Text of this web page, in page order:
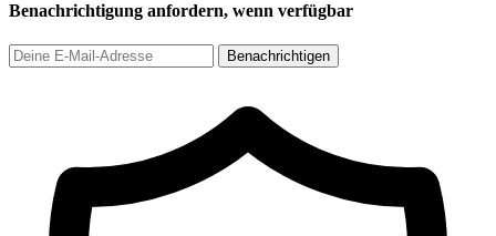
Benachrichtigung anfordern, wenn verfügbar
Benachrichtigen